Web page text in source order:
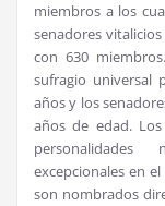
miembros a los
senadores
con 630
sufragio universal
años y los
años de edad.
excepcionales en
son nombrados